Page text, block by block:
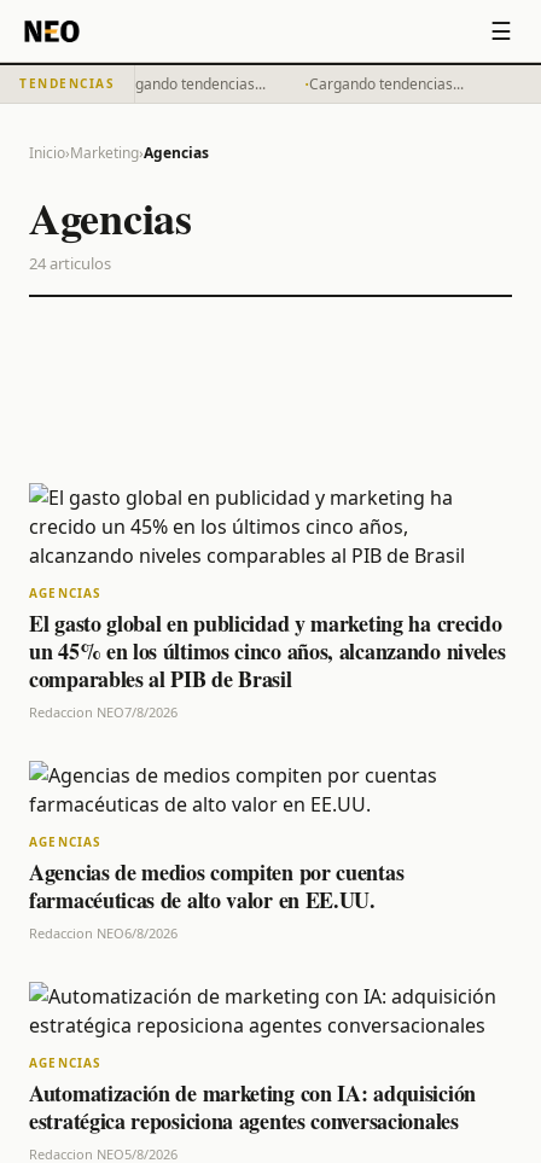
☰
TENDENCIAS
·Cargando tendencias... ·Cargando tendencias...
Inicio›Marketing›Agencias
Agencias
24articulos
AGENCIAS
El gasto global en publicidad y marketing ha crecido
un 45% en los últimos cinco años, alcanzando niveles
comparables al PIB de Brasil
Redaccion NEO7/8/2026
AGENCIAS
Agencias de medios compiten por cuentas
farmacéuticas de alto valor en EE.UU.
Redaccion NEO6/8/2026
AGENCIAS
Automatización de marketing con IA: adquisición
estratégica reposiciona agentes conversacionales
Redaccion NEO5/8/2026